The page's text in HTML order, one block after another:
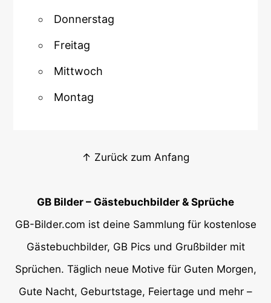
Donnerstag
Freitag
Mittwoch
Montag
↑ Zurück zum Anfang
GB Bilder – Gästebuchbilder & Sprüche
GB-Bilder.com ist deine Sammlung für kostenlose
Gästebuchbilder, GB Pics und Grußbilder mit
Sprüchen. Täglich neue Motive für Guten Morgen,
Gute Nacht, Geburtstage, Feiertage und mehr –